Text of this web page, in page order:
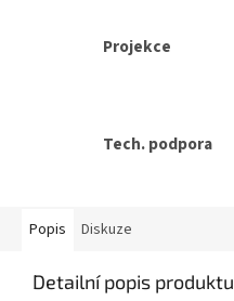
Projekce
Tech. podpora
Popis Diskuze
Detailní popis produktu